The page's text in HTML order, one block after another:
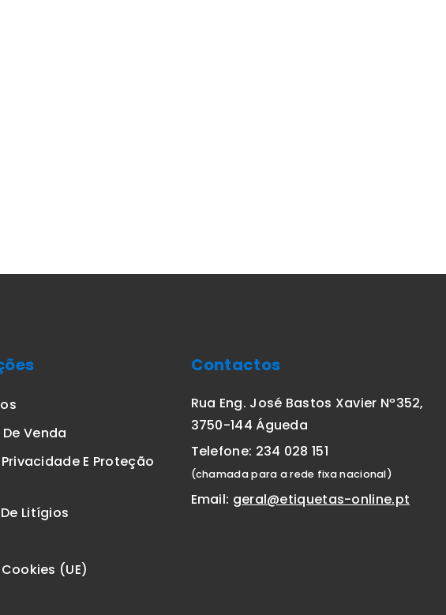
Venda
E Proteção
Litígios
(UE)
Contactos
Rua Eng. José Bastos Xavier Nº352,
3750-144 Águeda
Telefone: 234 028 151
(chamada para a rede fixa nacional)
Email: geral@etiquetas-online.pt